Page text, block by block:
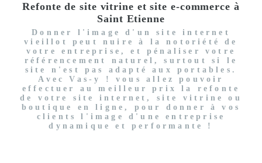
Refonte de site vitrine et site e-commerce à
Saint Etienne
Donner l'image d'un site internet
vieillot peut nuire à la notoriété de
votre entreprise, et pénaliser votre
référencement naturel, surtout si le
site n'est pas adapté aux portables.
Avec Vas-y ! vous allez pouvoir
effectuer au meilleur prix la refonte
de votre site internet, site vitrine ou
boutique en ligne, pour donner à vos
clients l'image d'une entreprise
dynamique et performante !